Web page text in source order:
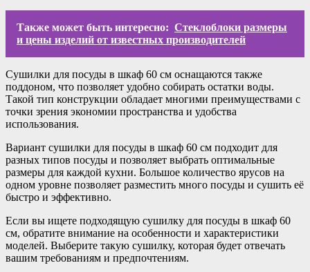
Также может быть интересно: Стеклоблоки размеры
и цены изделий от известных производителей
Сушилки для посуды в шкаф 60 см оснащаются также
поддоном, что позволяет удобно собирать остатки воды.
Такой тип конструкции обладает многими преимуществами с
точки зрения экономии пространства и удобства
использования.
Вариант сушилки для посуды в шкаф 60 см подходит для
разных типов посуды и позволяет выбрать оптимальные
размеры для каждой кухни. Большое количество ярусов на
одном уровне позволяет разместить много посуды и сушить её
быстро и эффективно.
Если вы ищете подходящую сушилку для посуды в шкаф 60
см, обратите внимание на особенности и характеристики
моделей. Выберите такую сушилку, которая будет отвечать
вашим требованиям и предпочтениям.